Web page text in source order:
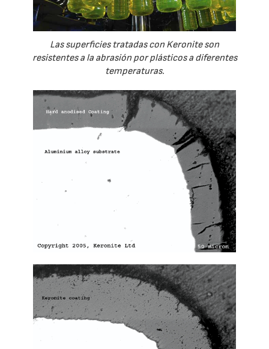
Las superficies tratadas con Keronite son
resistentes a la abrasión por plásticos a diferentes
temperaturas.